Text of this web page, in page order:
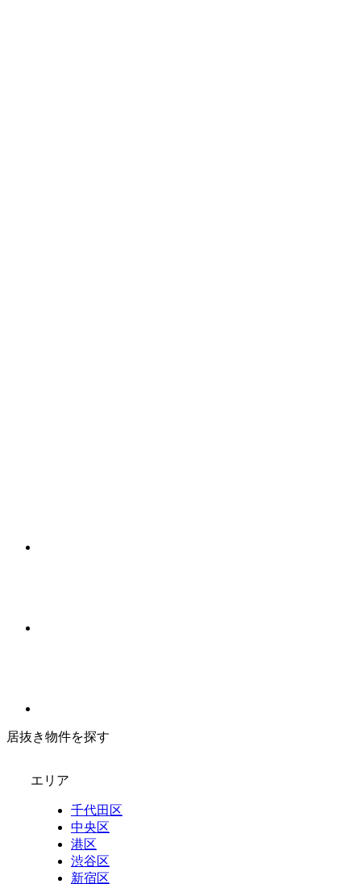
居抜き物件を探す
エリア
千代田区
中央区
港区
渋谷区
新宿区